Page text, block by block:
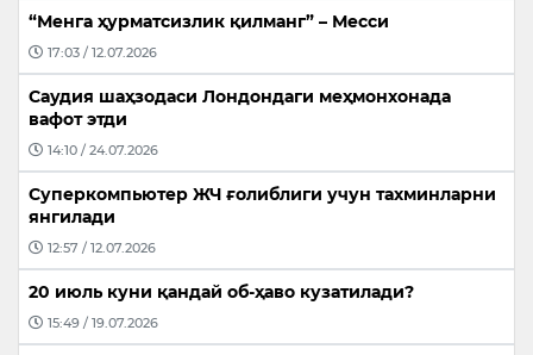
“Менга ҳурматсизлик қилманг” – Месси
17:03 / 12.07.2026
Саудия шаҳзодаси Лондондаги меҳмонхонада
вафот этди
14:10 / 24.07.2026
Суперкомпьютер ЖЧ ғолиблиги учун тахминларни
янгилади
12:57 / 12.07.2026
20 июль куни қандай об-ҳаво кузатилади?
15:49 / 19.07.2026